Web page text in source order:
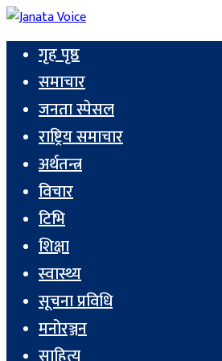
गृह पृष्ठ
समाचार
जनता स्पेसल
राष्ट्रिय समाचार
अर्थतन्त्र
विचार
टिभि
शिक्षा
स्वास्थ्य
सूचना प्रविधि
मनोरञ्जन